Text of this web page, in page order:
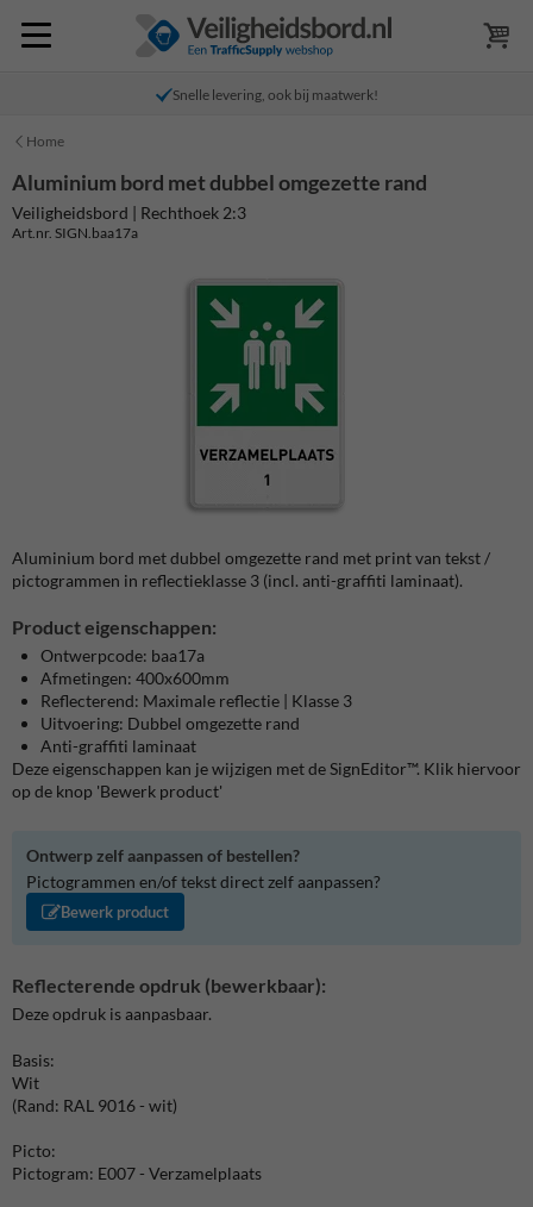
Snelle levering, ook bij maatwerk!
Home
Aluminium bord met dubbel omgezette rand
Veiligheidsbord | Rechthoek 2:3
Art.nr. SIGN.baa17a
Aluminium bord met dubbel omgezette rand met print van tekst /
pictogrammen in reflectieklasse 3 (incl. anti-graffiti laminaat).
Product eigenschappen:
Ontwerpcode: baa17a
Afmetingen: 400x600mm
Reflecterend: Maximale reflectie | Klasse 3
Uitvoering: Dubbel omgezette rand
Anti-graffiti laminaat
Deze eigenschappen kan je wijzigen met de SignEditor™. Klik hiervoor
op de knop 'Bewerk product'
Ontwerp zelf aanpassen of bestellen?
Pictogrammen en/of tekst direct zelf aanpassen?
Bewerk product
Reflecterende opdruk (bewerkbaar):
Deze opdruk is aanpasbaar.
Basis:
Wit
(Rand: RAL 9016 - wit)
Picto:
Pictogram: E007 - Verzamelplaats